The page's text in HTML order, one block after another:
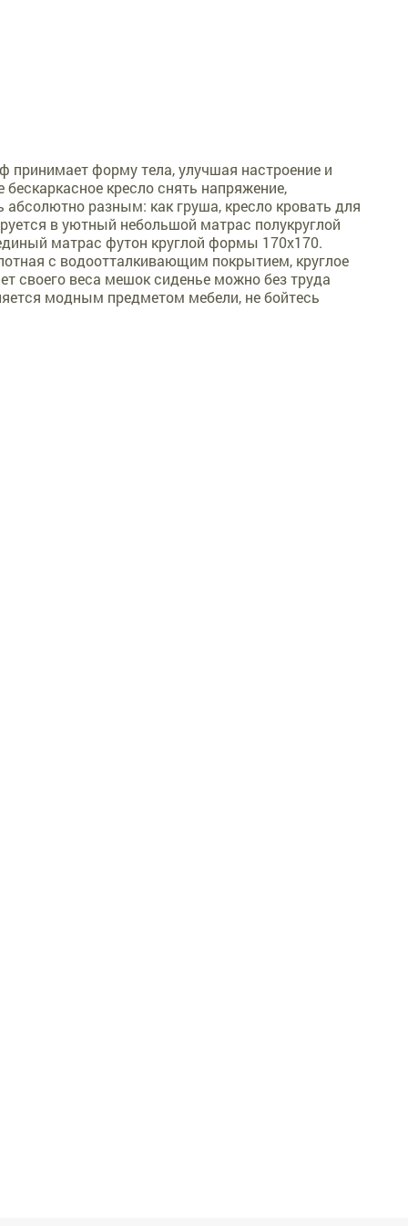
форму тела, улучшая настроение и
кресло снять напряжение,
разным: как груша, кресло кровать для
в уютный небольшой матрас полукруглой
матрас футон круглой формы 170х170.
с водоотталкивающим покрытием, круглое
своего веса мешок сиденье можно без труда
модным предметом мебели, не бойтесь